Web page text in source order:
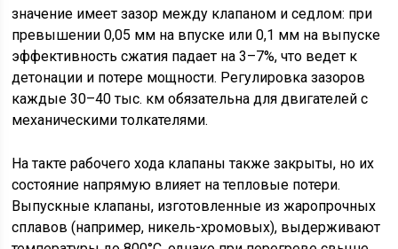
значение имеет зазор между клапаном и седлом: при
превышении 0,05 мм на впуске или 0,1 мм на выпуске
эффективность сжатия падает на 3–7%, что ведет к
детонации и потере мощности. Регулировка зазоров
каждые 30–40 тыс. км обязательна для двигателей с
механическими толкателями.
На такте рабочего хода клапаны также закрыты, но их
состояние напрямую влияет на тепловые потери.
Выпускные клапаны, изготовленные из жаропрочных
сплавов (например, никель-хромовых), выдерживают